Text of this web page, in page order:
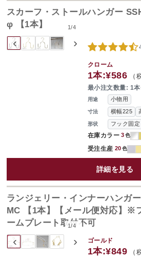
‹ ›
1/4
スカーフ・ストールハンガー
φ 【1本】
用途 小物用
寸法 横幅225
形状 フック固定
在庫カラー 3色
受注生産 20色
クローム
1本:¥586 （
最小注文数量: 1
詳細を見る
‹ ›
1/4
ランジェリー・インナーハンガ
MC 【1本】【メール便対応】※
ームプレート取付不可
ゴールド
1本:¥849 （